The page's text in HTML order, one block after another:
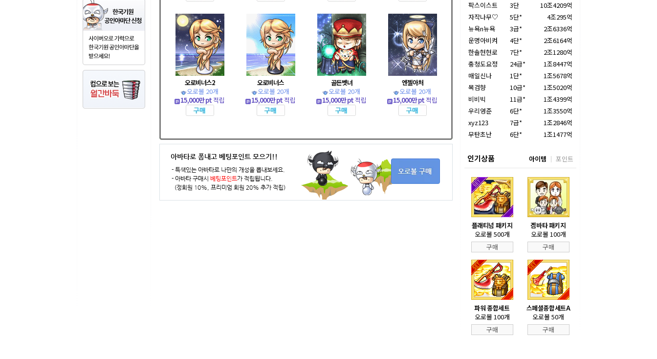
오로비너스2
오로볼 20개
15,000만 pt 적립
오로비너스
오로볼 20개
15,000만 pt 적립
골든벳녀
오로볼 20개
15,000만 pt 적립
엔젤아처
오로볼 20개
15,000만 pt 적립
팍스이스트 3단
10조4209억
자작나무♡
5단*
4조295억
뉴욕n뉴욕
3급*
2조6336억
운명아비켜
4단*
2조6164억
한솔현현로
7단*
2조1280억
충청도요정
24급*
1조8447억
매일신나
1단*
1조5678억
목검향
10급*
1조5020억
비비빅
11급*
1조4399억
우리영준
6단*
1조3550억
xyz123
7급*
1조2846억
무탄초난
6단* 1조1477억
인기상품 아이템 포인트
플래티넘 패키지
오로볼 500개
구매
겜바타 패키지
오로볼 100개
구매
파워 종합세트
오로볼 100개
구매
스페셜종합세트A
오로볼 50개
구매